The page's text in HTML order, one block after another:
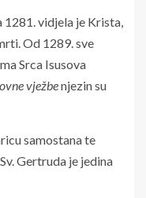
1281. vidjela je Krista,
Od 1289. sve
Srca Isusova
vježbenjezin su
samostana te
Gertruda je jedina